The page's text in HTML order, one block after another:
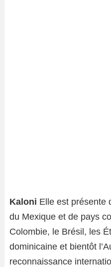
Kaloni Elle est présente
du Mexique et de pays
Colombie, le Brésil, les
dominicaine et bientôt
reconnaissance